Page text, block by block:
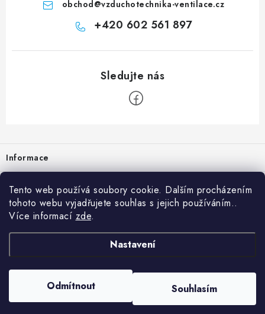
Tento web používá soubory cookie. Dalším procházením
tohoto webu vyjadřujete souhlas s jejich používáním..
Více informací zde.
Nastavení
Odmítnout Souhlasím
obchod@vzduchotechnika-ventilace.cz
+420 602 561 897
Informace
Prodejna
Rady a tipy
Nastavil tým EshopyUmíme.cz
vzduchotechnika-ventilace. Všechna práva vyhrazena.